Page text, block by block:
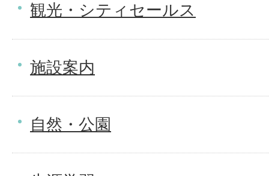
観光・シティセールス
施設案内
自然・公園